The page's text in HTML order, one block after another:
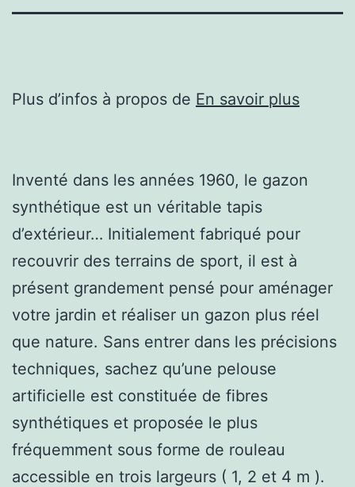
Plus d’infos à propos de En savoir plus
Inventé dans les années 1960, le gazon
synthétique est un véritable tapis
d’extérieur… Initialement fabriqué pour
recouvrir des terrains de sport, il est à
présent grandement pensé pour aménager
votre jardin et réaliser un gazon plus réel
que nature. Sans entrer dans les précisions
techniques, sachez qu’une pelouse
artificielle est constituée de fibres
synthétiques et proposée le plus
fréquemment sous forme de rouleau
accessible en trois largeurs ( 1, 2 et 4 m ).